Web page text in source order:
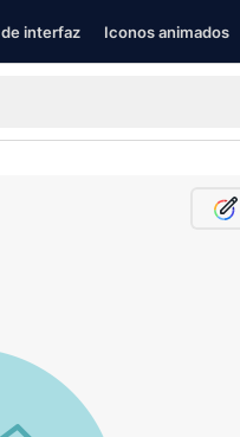
interfaz Iconos animados